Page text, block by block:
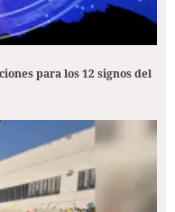
para los 12 signos del